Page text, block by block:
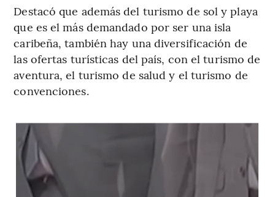
Destacó que además del turismo de sol y playa
que es el más demandado por ser una isla
caribeña, también hay una diversificación de
las ofertas turísticas del país, con el turismo de
aventura, el turismo de salud y el turismo de
convenciones.